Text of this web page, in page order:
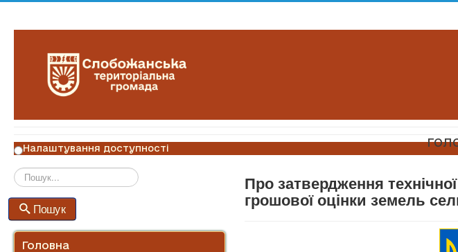
Налаштування доступності
Пошук
Головна
Про затвердження
грошової оцінки земель